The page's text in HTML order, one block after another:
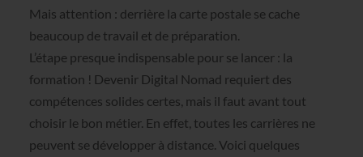
Mais attention : derrière la carte postale se cache
beaucoup de travail et de préparation.
L’étape presque indispensable pour se lancer : la
formation ! Devenir Digital Nomad requiert des
compétences solides certes, mais il faut avant tout
choisir le bon métier. En effet, toutes les carrières ne
peuvent se développer à distance. Voici quelques